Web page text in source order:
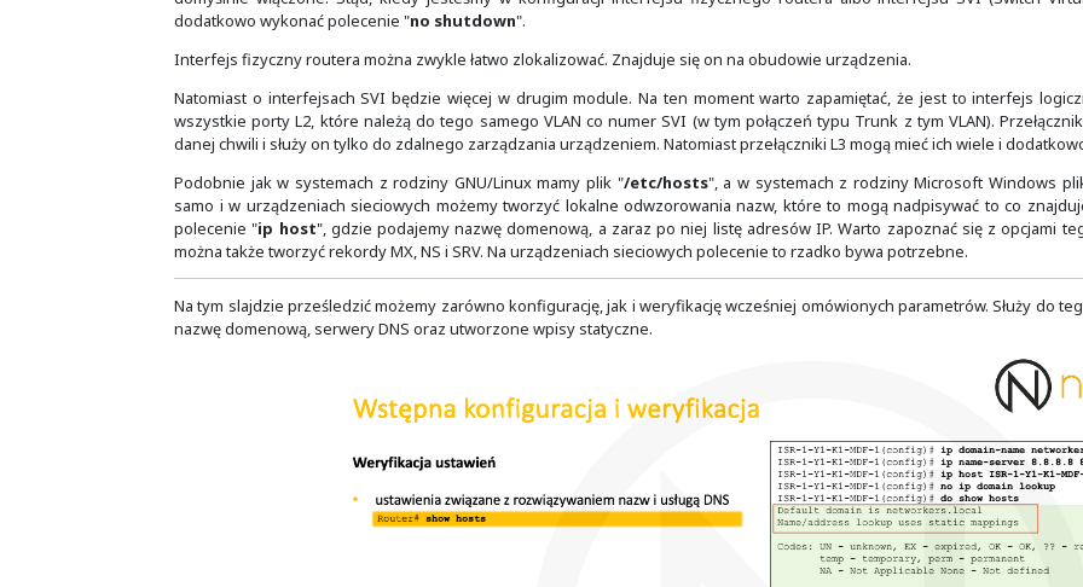
To pierwsze jest potrzebne, jako że w niektórych przypadkach adresy IP mają charakter
Stąd w zależności od tego, który z adresów IP zostanie wybrany na identyfikator danego
Drugie wynika z utrzymania porządku i prostoty. Urządzenia sieciowe mogą mieć wiele
jest interfejs najbliższy miejscu przeznaczenia. W zależności od tego co dzieje się w sieci,
Zatem, dzięki interfejsowi loopback zdarzenia wysyłane do serwera Syslog mogą
pominięcie istotnych zdarzeń. Analogicznie, ruch wysyłany do usług NTP, DNS czy sieci
filtrujące mogą być o wiele prostsze.
Jeżeli mamy 256 urządzeń i każdemu z nich przypisujemy do interfejsu loopback kolejny
wystarczy jedna reguła filtrująca, która dopuszcza do czegoś ruch z naszych urządzeń
adresy IP każdego z urządzeń. Byłoby tego bardzo dużo, co utrudniałoby zarządzanie i